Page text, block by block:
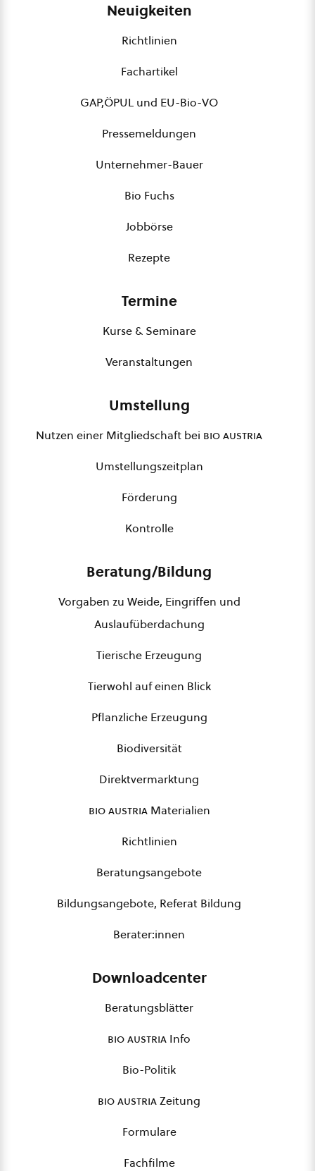
Neuigkeiten
Richtlinien
Fachartikel
GAP,ÖPUL und EU-Bio-VO
Pressemeldungen
Unternehmer-Bauer
Bio Fuchs
Jobbörse
Rezepte
Termine
Kurse & Seminare
Veranstaltungen
Umstellung
Nutzen einer Mitgliedschaft bei bio austria
Umstellungszeitplan
Förderung
Kontrolle
Beratung/Bildung
Vorgaben zu Weide, Eingriffen und
Auslaufüberdachung
Tierische Erzeugung
Tierwohl auf einen Blick
Pflanzliche Erzeugung
Biodiversität
Direktvermarktung
bio austriaMaterialien
Richtlinien
Beratungsangebote
Bildungsangebote, Referat Bildung
Berater:innen
Downloadcenter
Beratungsblätter
bio austria Info
Bio-Politik
bio austriaZeitung
Formulare
Fachfilme